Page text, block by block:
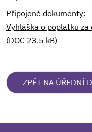
Připojené dokumenty:
Vyhláška o poplatku
(DOC 23.5 kB)
ZPĚT NA ÚŘEDNÍ